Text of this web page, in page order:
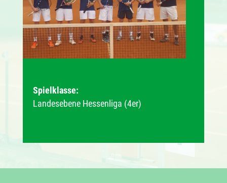
Spielklasse:
Landesebene Hessenliga (4er)